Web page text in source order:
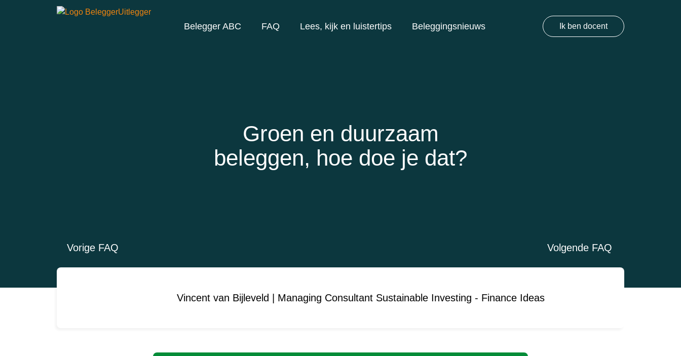
Belegger ABC FAQ Lees, kijk en luistertips Beleggingsnieuws Ik ben docent
Groen en duurzaam
beleggen, hoe doe je dat?
Vorige FAQ Volgende FAQ
Vincent van Bijleveld | Managing Consultant Sustainable Investing - Finance Ideas